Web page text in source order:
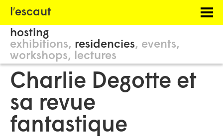
l′escaut
HOSTING
PHILOSOPHY
INFORMATION
hosting
exhibitions
residencies
events
workshops
lectures
Charlie Degotte et
sa revue
fantastique